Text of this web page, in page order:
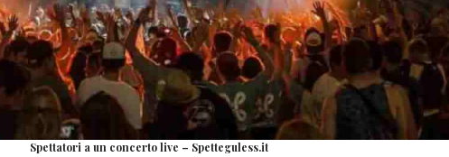
Spettatori a un concerto live – Spetteguless.it